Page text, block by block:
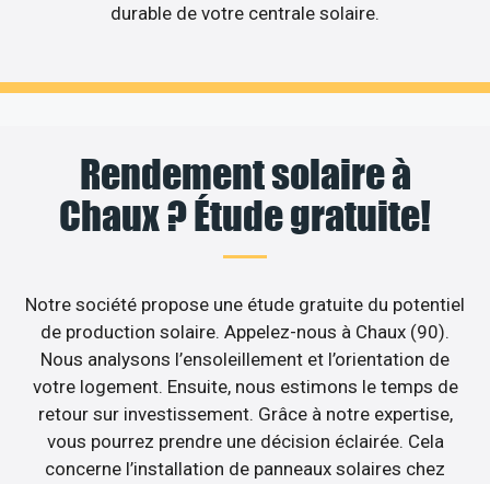
durable de votre centrale solaire.
Rendement solaire à
Chaux ? Étude gratuite!
Notre société propose une étude gratuite du potentiel
de production solaire. Appelez-nous à Chaux (90).
Nous analysons l’ensoleillement et l’orientation de
votre logement. Ensuite, nous estimons le temps de
retour sur investissement. Grâce à notre expertise,
vous pourrez prendre une décision éclairée. Cela
concerne l’installation de panneaux solaires chez